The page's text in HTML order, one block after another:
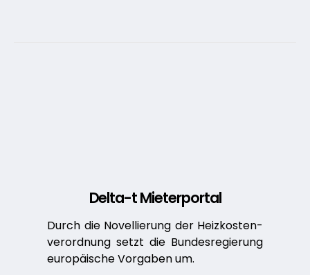
Delta-t Mieterportal
Durch die Novellierung der Heizkosten­
verordnung setzt die Bundesregierung
europäische Vorgaben um.